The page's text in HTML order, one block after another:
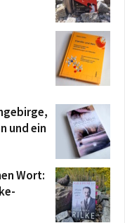
und ein
Wort: